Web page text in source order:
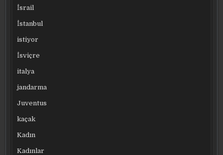
İsrail
İstanbul
istiyor
İsviçre
italya
jandarma
Juventus
kaçak
Kadın
Kadınlar